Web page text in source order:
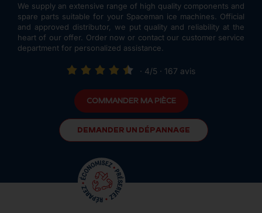
We supply an extensive range of high quality components and
spare parts suitable for your Spaceman ice machines. Official
and approved distributor, we put quality and reliability at the
heart of our offer. Order now or contact our customer service
department for personalized assistance.
· 4/5 · 167 avis
COMMANDER MA PIÈCE
DEMANDER UN DÉPANNAGE